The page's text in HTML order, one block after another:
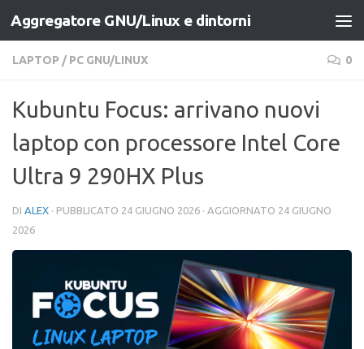
Salta al contenuto
Aggregatore GNU/Linux e dintorni
LAPTOP / PC GNU/LINUX 0
Kubuntu Focus: arrivano nuovi
laptop con processore Intel Core
Ultra 9 290HX Plus
DI ALEX · PUBBLICATO 24 GIUGNO 2026 · AGGIORNATO 24 GIUGNO
2026